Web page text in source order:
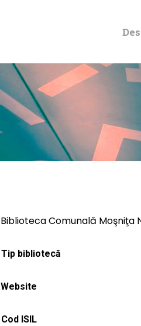
Biblioteca Comunală Moşniţa
Tip bibliotecă
Website
Cod ISIL